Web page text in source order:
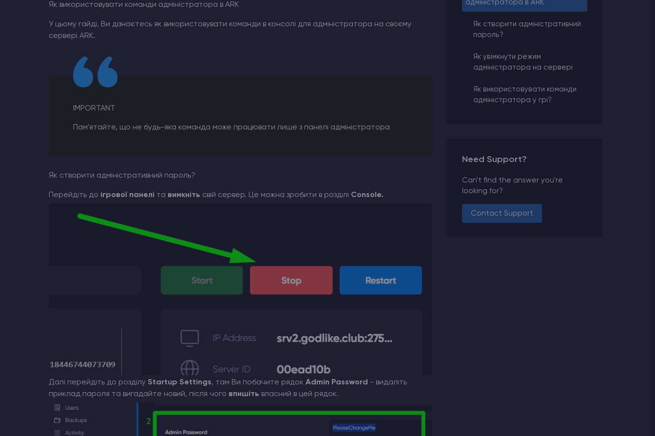
Хостинг Майнкрафт
Як використовувати команди адміністратора в ARK
У цьому гайді, Ви дізнаєтесь як використовувати команди в консолі для адміністратора на своєму
сервері ARK.
IMPORTANT
Пам'ятайте, що не будь-яка команда може працювати лише з панелі адміністратора
Як створити адміністративний пароль?
Перейдіть до ігрової панелі та вимкніть свій сервер. Це можна зробити в розділі Console.
Далі перейдіть до розділу Startup Settings, там Ви побачите рядок Admin Password - видаліть
приклад пароля та вигадайте новий, після чого впишіть власний в цей рядок.
адміністратора в ARK
Як створити адміністративний
пароль?
Як увімкнути режим
адміністратора на сервері
Як використовувати команди
адміністратора у грі?
Need Support?
Can't find the answer you're
looking for?
Contact Support